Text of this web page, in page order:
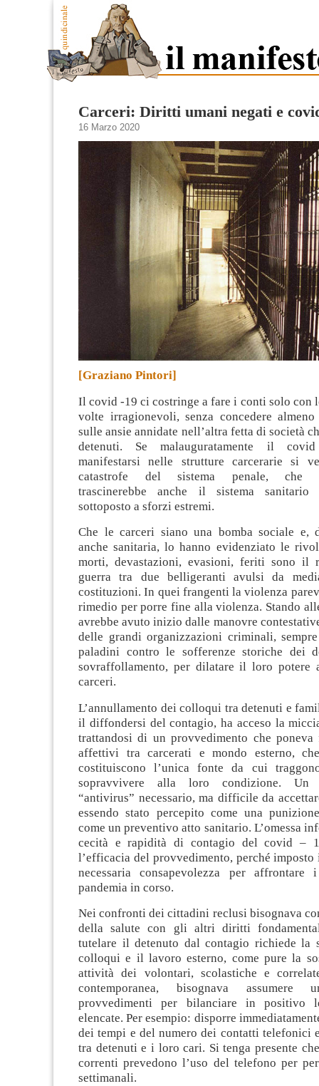
Carceri: Diritti umani negati e
16 Marzo 2020
[Graziano Pintori]
Il covid -19 ci costringe a fare i conti solo con
volte irragionevoli, senza concedere
sulle ansie annidate nell’altra fetta di società
detenuti. Se malauguratamente il
manifestarsi nelle strutture carcerarie si
catastrofe del sistema penale, che
trascinerebbe anche il sistema sanitario
sottoposto a sforzi estremi.
Che le carceri siano una bomba sociale e,
anche sanitaria, lo hanno evidenziato le
morti, devastazioni, evasioni, feriti sono il
guerra tra due belligeranti avulsi da
costituzioni. In quei frangenti la violenza
rimedio per porre fine alla violenza. Stando
avrebbe avuto inizio dalle manovre
delle grandi organizzazioni criminali,
paladini contro le sofferenze storiche dei
sovraffollamento, per dilatare il loro potere
carceri.
L’annullamento dei colloqui tra detenuti e
il diffondersi del contagio, ha acceso la
trattandosi di un provvedimento che
affettivi tra carcerati e mondo esterno,
costituiscono l’unica fonte da cui
sopravvivere alla loro condizione. Un
“antivirus” necessario, ma difficile da
essendo stato percepito come una
come un preventivo atto sanitario. L’omessa
cecità e rapidità di contagio del covid –
l’efficacia del provvedimento, perché imposto
necessaria consapevolezza per
pandemia in corso.
Nei confronti dei cittadini reclusi bisognava
della salute con gli altri diritti
tutelare il detenuto dal contagio richiede la
colloqui e il lavoro esterno, come pure la
attività dei volontari, scolastiche e
contemporanea, bisognava
provvedimenti per bilanciare in positivo
elencate. Per esempio: disporre
dei tempi e del numero dei contatti telefonici
tra detenuti e i loro cari. Si tenga presente
correnti prevedono l’uso del telefono per
settimanali.